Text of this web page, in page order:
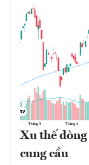
Xu thế
cung cầu